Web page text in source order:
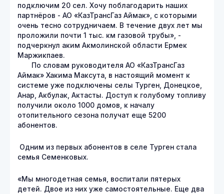
подключим 20 сел. Хочу поблагодарить наших
партнёров - АО «КазТрансГаз Аймак», с которыми
очень тесно сотрудничаем. В течение двух лет мы
проложили почти 1 тыс. км газовой трубы», -
подчеркнул аким Акмолинской области Ермек
Маржикпаев.
По словам руководителя АО «КазТрансГаз
Аймак» Хакима Максута, в настоящий момент к
системе уже подключены селы Турген, Донецкое,
Анар, Акбулак, Актасты. Доступ к голубому топливу
получили около 1000 домов, к началу
отопительного сезона получат еще 5200
абонентов.
Одним из первых абонентов в селе Турген стала
семья Семенковых.
«Мы многодетная семья, воспитали пятерых
детей. Двое из них уже самостоятельные. Еще два